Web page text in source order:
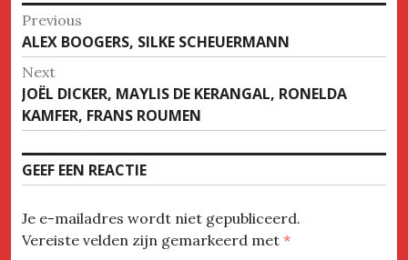
Bericht
navigatie
Previous
Previous
post:
ALEX BOOGERS, SILKE SCHEUERMANN
Next
Next
post:
JOËL DICKER, MAYLIS DE KERANGAL, RONELDA
KAMFER, FRANS ROUMEN
GEEF EEN REACTIE
Je e-mailadres wordt niet gepubliceerd.
Vereiste velden zijn gemarkeerd met *